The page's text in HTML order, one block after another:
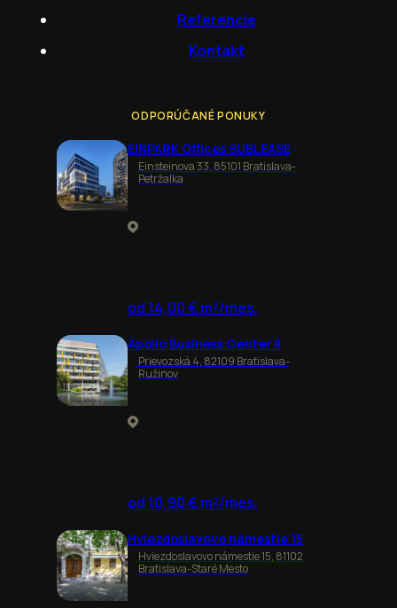
Referencie
Kontakt
ODPORÚČANÉ PONUKY
EINPARK Offices SUBLEASE
Einsteinova 33, 85101 Bratislava-
Petržalka
od 14,00 € m²/mes.
Apollo Business Center II
Prievozská 4, 82109 Bratislava-
Ružinov
od 10,90 € m²/mes.
Hviezdoslavovo námestie 15
Hviezdoslavovo námestie 15, 81102
Bratislava-Staré Mesto